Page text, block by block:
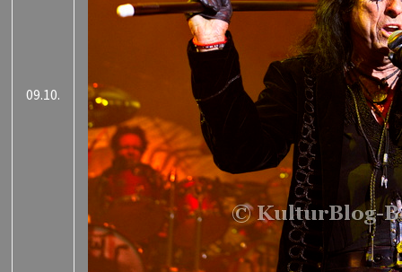
09.10.